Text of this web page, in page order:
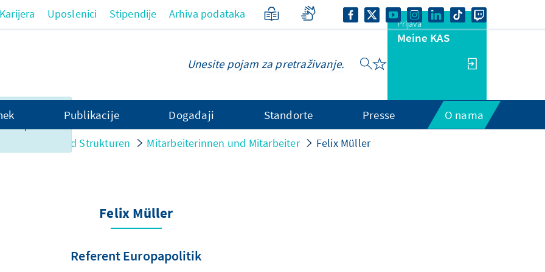
nažalost
Karijera Uposlenici Stipendije Arhiva podataka
Prijava
Meine KAS
Publikacije Događaji Standorte Presse O nama
Personen und Strukturen Mitarbeiterinnen und Mitarbeiter Felix Müller
Felix Müller
Referent Europapolitik